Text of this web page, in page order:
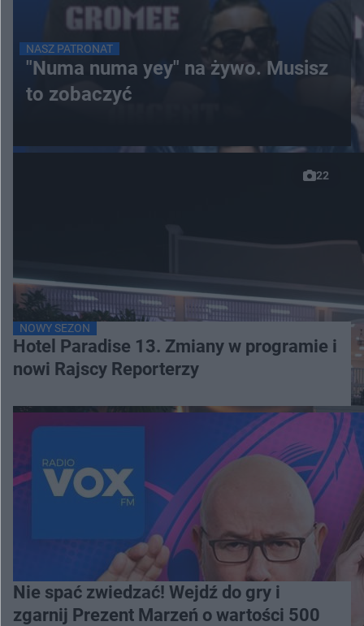
NASZ PATRONAT
"Numa numa yey" na żywo. Musisz
to zobaczyć
22
NOWY SEZON
Hotel Paradise 13. Zmiany w programie i
nowi Rajscy Reporterzy
Nie spać zwiedzać! Wejdź do gry i
zgarnij Prezent Marzeń o wartości 500